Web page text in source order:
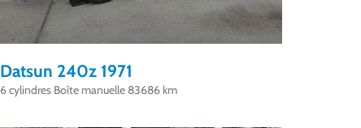
Datsun 240z 1971
6 cylindres Boîte manuelle 83686 km